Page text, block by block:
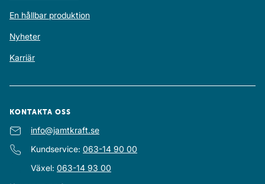
En hållbar produktion
Nyheter
Karriär
KONTAKTA OSS
E-post:
info@jamtkraft.se
Kundservice: 063-14 90 00
Växel: 063-14 93 00